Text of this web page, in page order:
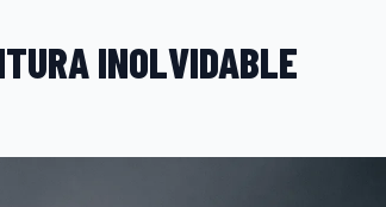
INOLVIDABLE